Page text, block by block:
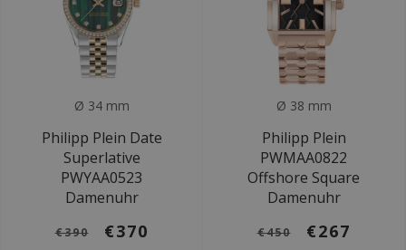
Ø 34 mm
Philipp Plein Date
Superlative
PWYAA0523
Damenuhr
€390 €370
Ø 38 mm
Philipp Plein
PWMAA0822
Offshore Square
Damenuhr
€450 €267